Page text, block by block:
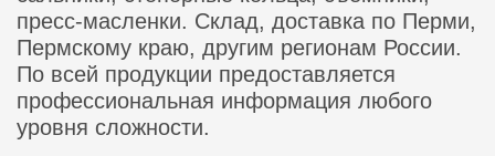
пресс-масленки. Склад, доставка по Перми,
Пермскому краю, другим регионам России.
По всей продукции предоставляется
профессиональная информация любого
уровня сложности.